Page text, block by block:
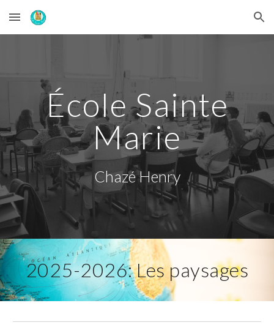
Skip to main content Skip to navigation
École Sainte
Marie
Chazé Henry
2025-2026:Les paysages